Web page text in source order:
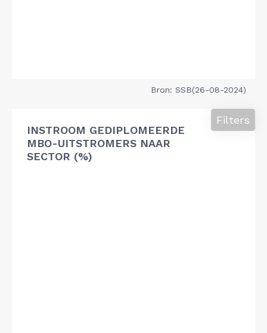
Bron: SSB(26-08-2024)
INSTROOM GEDIPLOMEERDE
MBO-UITSTROMERS NAAR
SECTOR (%)
Filters